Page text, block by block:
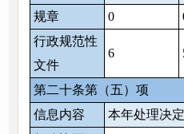
规章
0
行政规范性
文件
6
第二十条第（五）项
信息内容
本年处理决